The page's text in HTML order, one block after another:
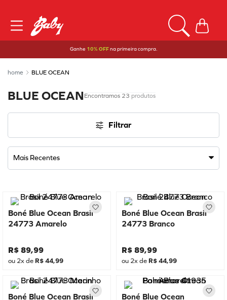
Ganhe 10% OFFna primeira compra.
BLUE OCEAN
BLUE OCEAN 23 produtos
Filtrar
Mais Recentes
Boné Blue Ocean Brasil
24773 Amarelo
R$ 89,99
ou 2x de R$44,99
Boné Blue Ocean Brasil
24773 Branco
R$ 89,99
ou 2x de R$44,99
Boné Blue Ocean Brasil
Boné Blue Ocean